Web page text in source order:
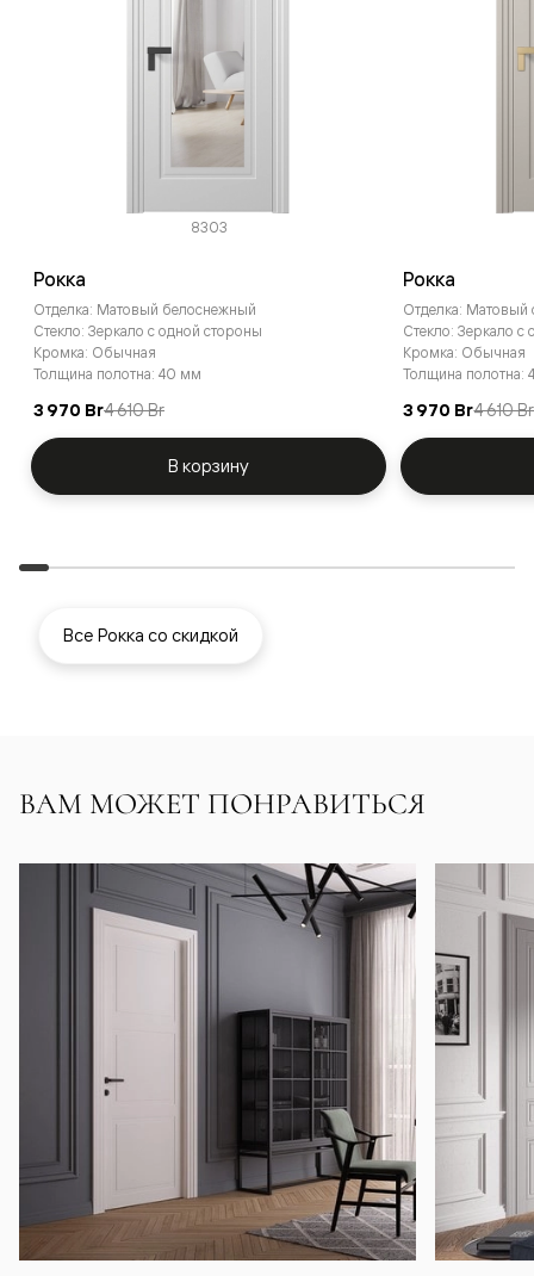
8303
Рокка
Отделка: Матовый белоснежный
Стекло: Зеркало с одной стороны
Кромка: Обычная
Толщина полотна: 40 мм
3 970 Br4 610 Br
В корзину
Рокка
Отделка: Матовый
Стекло: Зеркало с
Кромка: Обычная
Толщина полотна:
3 970 Br4 610 Br
Все Рокка со скидкой
ВАМ МОЖЕТ ПОНРАВИТЬСЯ